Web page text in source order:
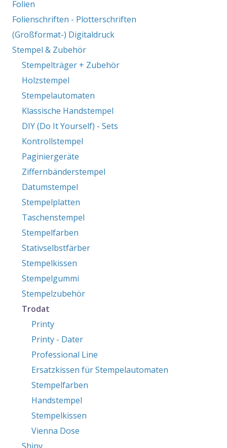
Folien
Folienschriften - Plotterschriften
(Großformat-) Digitaldruck
Stempel & Zubehör
Stempelträger + Zubehör
Holzstempel
Stempelautomaten
Klassische Handstempel
DIY (Do It Yourself) - Sets
Kontrollstempel
Paginiergeräte
Ziffernbänderstempel
Datumstempel
Stempelplatten
Taschenstempel
Stempelfarben
Stativselbstfärber
Stempelkissen
Stempelgummi
Stempelzubehör
Trodat
Printy
Printy - Dater
Professional Line
Ersatzkissen für Stempelautomaten
Stempelfarben
Handstempel
Stempelkissen
Vienna Dose